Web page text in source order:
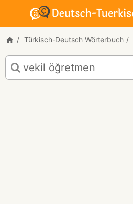
Türkisch-Deutsch Wörterbuch
Türkisch-
Deutsch
Übersetzung